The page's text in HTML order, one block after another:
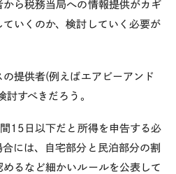
ら税務当局への情報提供がカギ
いくのか、検討していく必要が
提供者(例えばエアビーアンド
討すべきだろう。
15日以下だと所得を申告する必
には、自宅部分と民泊部分の割
るなど細かいルールを公表して